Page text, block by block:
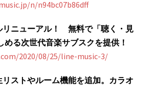
n/n94bc07b86dff
リニューアル！ 無料で「聴く・見
める次世代音楽サブスクを提供！
2020/08/25/line-music-3/
リストやルーム機能を追加。カラオ